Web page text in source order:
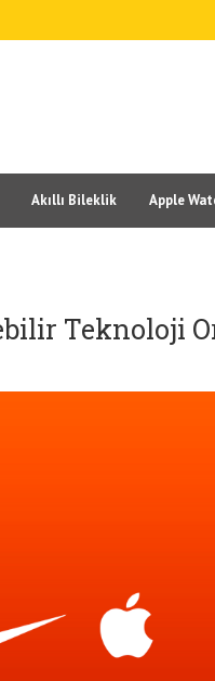
Akıllı Bileklik Apple
Teknoloji